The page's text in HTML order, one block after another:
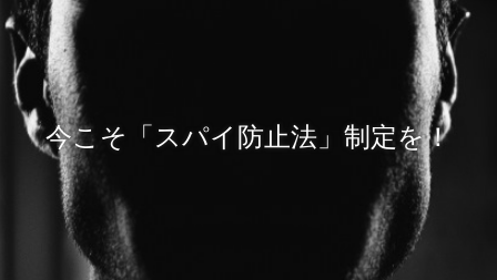
今こそ「スパイ防止法」制定を！